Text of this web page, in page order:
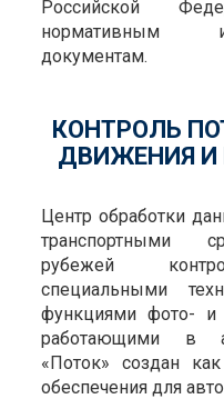
Российской
нормативным
документам.
КОНТРОЛЬ
ДВИЖЕНИЯ И
Центр обработки
транспортными
рубежей
специальными
функциями фото- и
работающими в
«Поток» создан
обеспечения для